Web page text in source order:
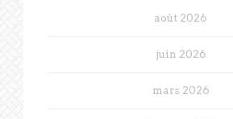
août 2026
juin 2026
mars 2026